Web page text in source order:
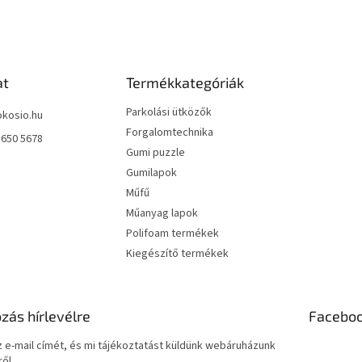
5678
Termékkategóriák
Parkolási ütközők
Forgalomtechnika
Gumi puzzle
Gumilapok
Műfű
Műanyag lapok
Polifoam termékek
Kiegészítő termékek
hírlevélre
e-mail címét, és mi tájékoztatást küldünk webáruházunk